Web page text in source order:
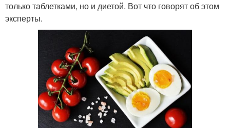
только таблетками, но и диетой. Вот что говорят об этом
эксперты.